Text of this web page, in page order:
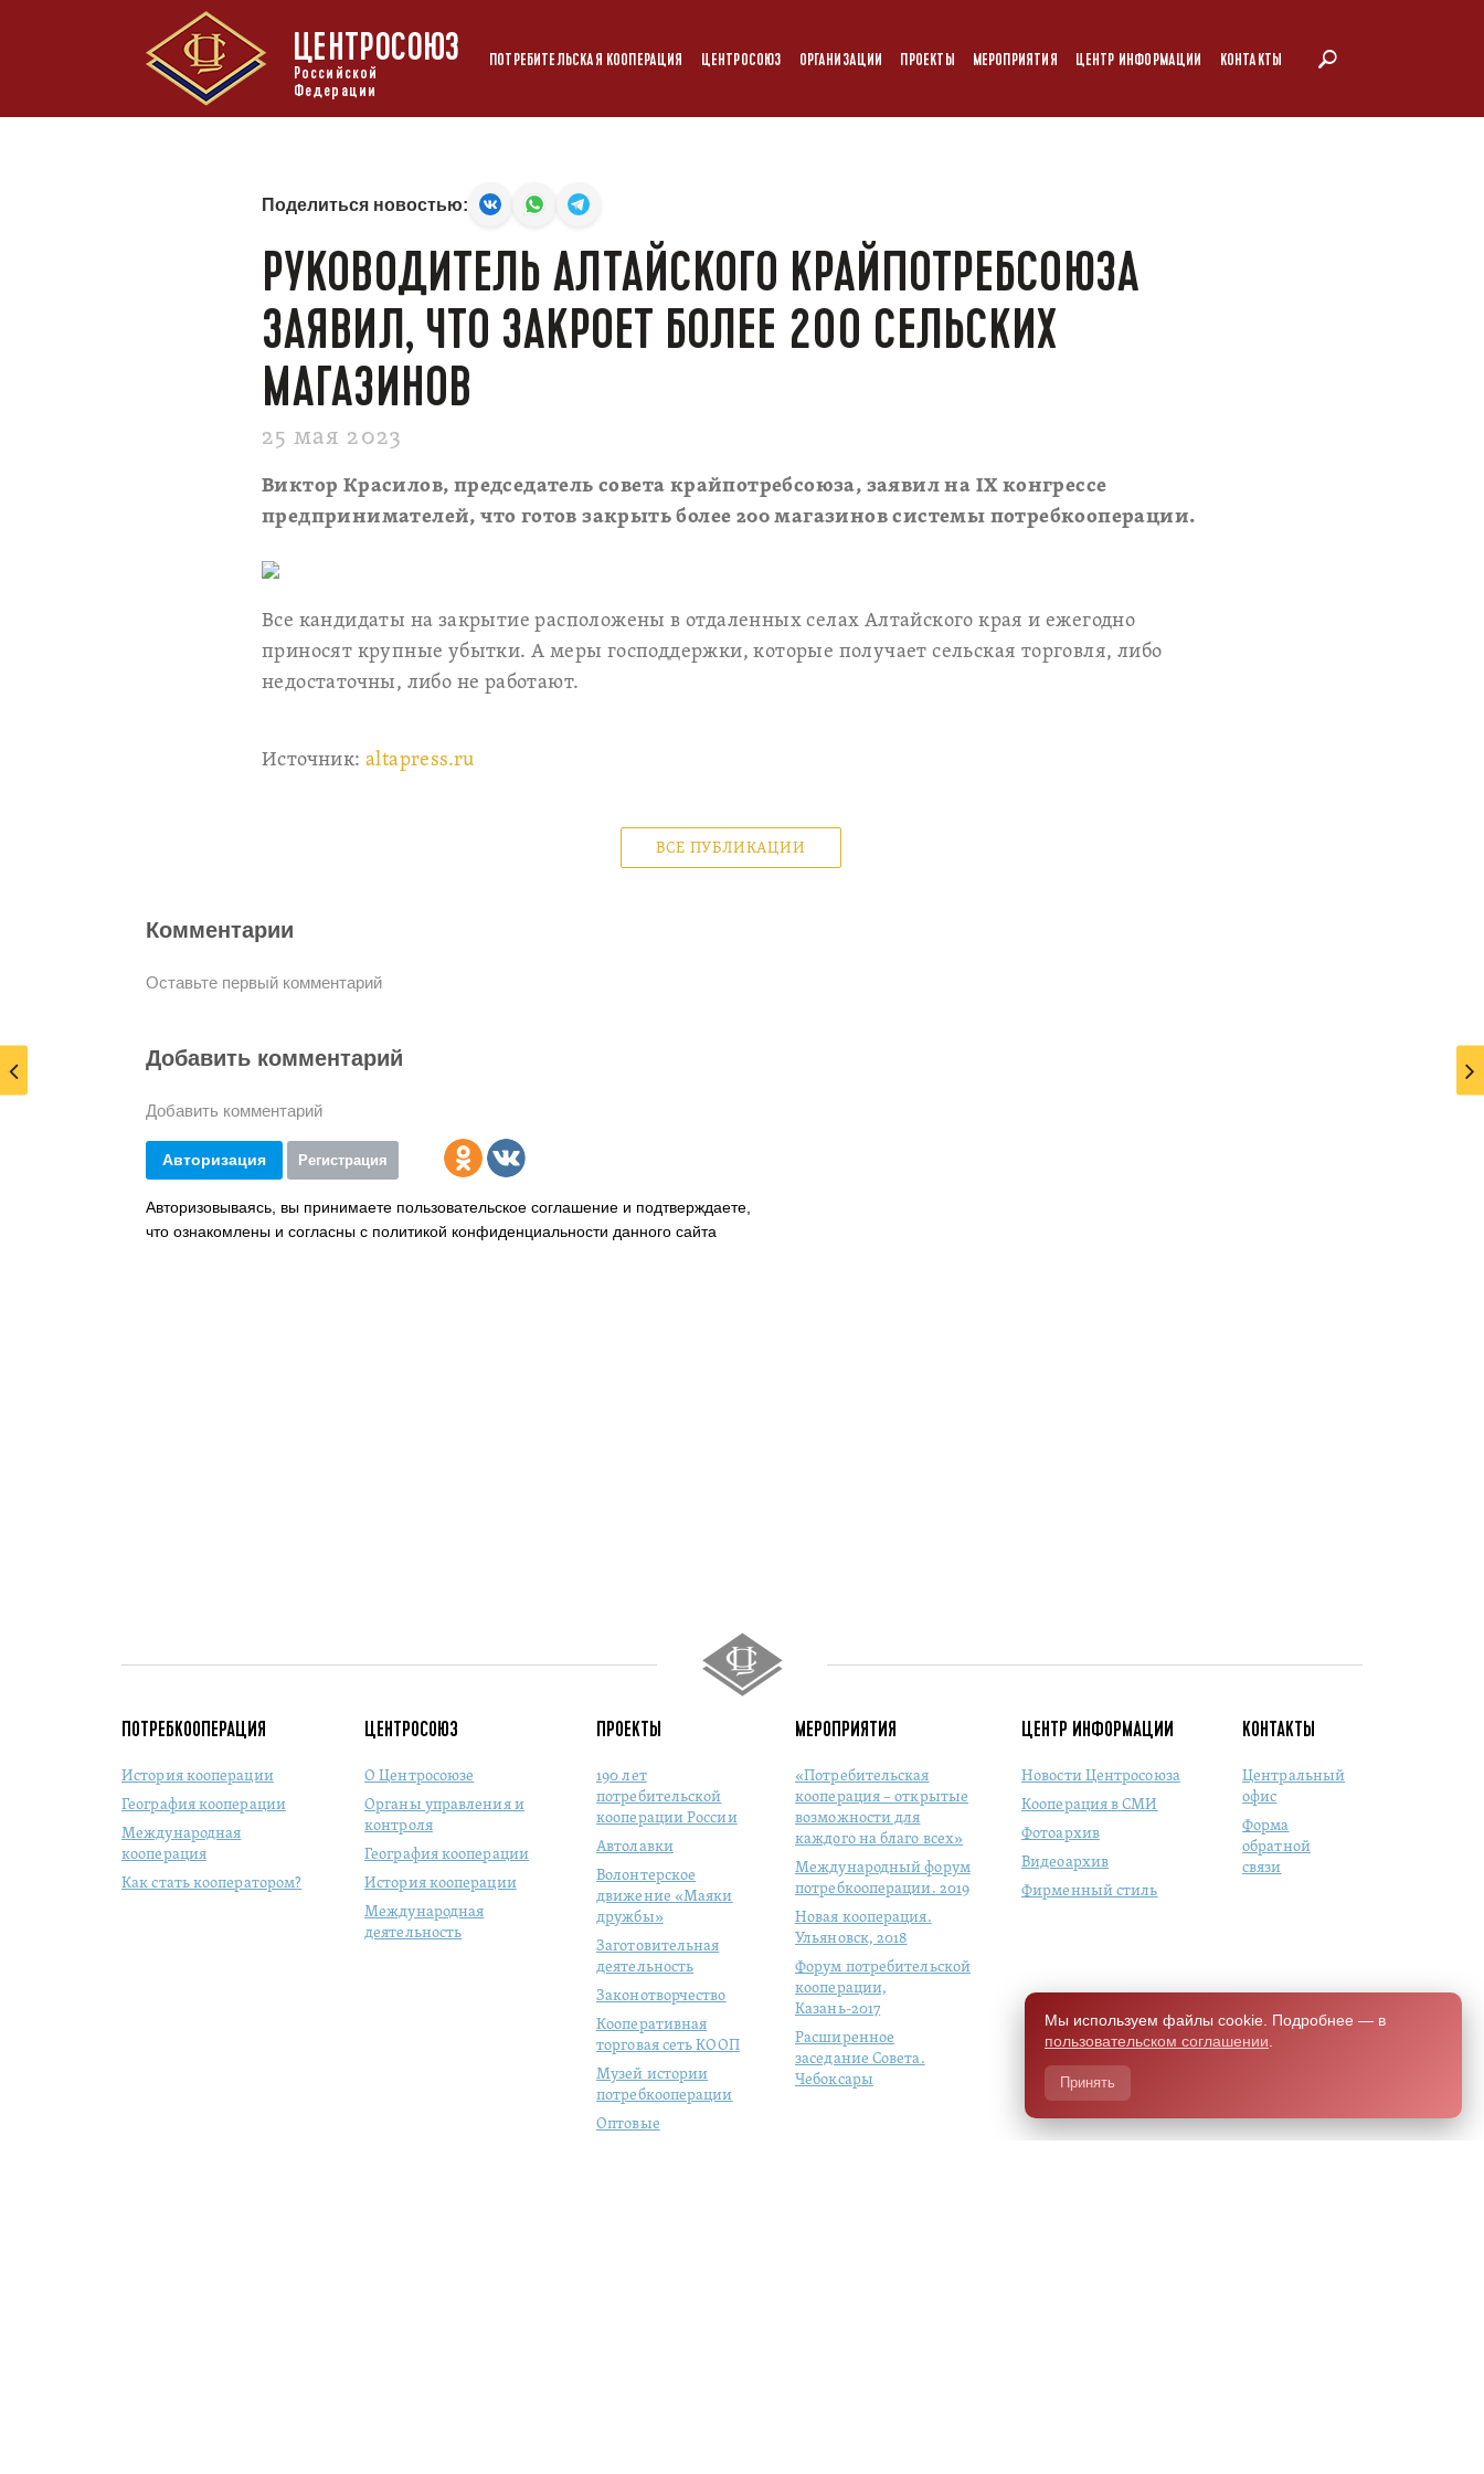
ЦЕНТРОСОЮЗ
Российской
Федерации
ПОТРЕБИТЕЛЬСКАЯ КООПЕРАЦИЯ ЦЕНТРОСОЮЗ ОРГАНИЗАЦИИ ПРОЕКТЫ МЕРОПРИЯТИЯ ЦЕНТР ИНФОРМАЦИИ КОНТАКТЫ
Поделиться новостью:
РУКОВОДИТЕЛЬ АЛТАЙСКОГО КРАЙПОТРЕБСОЮЗА
ЗАЯВИЛ, ЧТО ЗАКРОЕТ БОЛЕЕ 200 СЕЛЬСКИХ
МАГАЗИНОВ
25 мая 2023
Виктор Красилов, председатель совета крайпотребсоюза, заявил на IX конгрессе
предпринимателей, что готов закрыть более 200 магазинов системы потребкооперации.
Все кандидаты на закрытие расположены в отдаленных селах Алтайского края и ежегодно
приносят крупные убытки. А меры господдержки, которые получает сельская торговля, либо
недостаточны, либо не работают.
Источник:altapress.ru
ВСЕ ПУБЛИКАЦИИ
Комментарии
Оставьте первый комментарий
Добавить комментарий
Добавить комментарий
Авторизация Регистрация
Авторизовываясь, вы принимаете пользовательское соглашение и подтверждаете,
что ознакомлены и согласны с политикой конфиденциальности данного сайта
ПОТРЕБКООПЕРАЦИЯ
История кооперации
География кооперации
Международная
кооперация
Как стать кооператором?
ЦЕНТРОСОЮЗ
О Центросоюзе
Органы управления и
контроля
География кооперации
История кооперации
Международная
деятельность
ПРОЕКТЫ
190 лет
потребительской
кооперации России
Автолавки
Волонтерское
движение «Маяки
дружбы»
Заготовительная
деятельность
Законотворчество
Кооперативная
торговая сеть КООП
Музей истории
потребкооперации
Оптовые
МЕРОПРИЯТИЯ
«Потребительская
кооперация – открытые
возможности для
каждого на благо всех»
Международный форум
потребкооперации. 2019
Новая кооперация.
Ульяновск, 2018
Форум потребительской
кооперации,
Казань-2017
Расширенное
заседание Совета.
Чебоксары
ЦЕНТР ИНФОРМАЦИИ
Новости Центросоюза
Кооперация в СМИ
Фотоархив
Видеоархив
Фирменный стиль
КОНТАКТЫ
Центральный
офис
Форма
обратной
связи
Мы используем файлы cookie. Подробнее — в
пользовательском соглашении
Принять